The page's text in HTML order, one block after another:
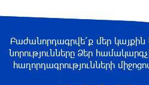
Հայաստանի
հազարով ավելացել է
Բաժանորդագրվե՛ք մեր
նորությունները Ձեր
հաղորդագրությունների